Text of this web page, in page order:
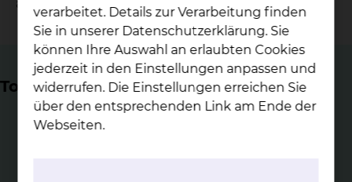
ärztlichen und physiotherapeutischen Leitung.
Top Themen
verarbeitet. Details zur Verarbeitung finden
Sie in unserer Datenschutzerklärung. Sie
können Ihre Auswahl an erlaubten Cookies
jederzeit in den Einstellungen anpassen und
widerrufen. Die Einstellungen erreichen Sie
über den entsprechenden Link am Ende der
Webseiten.